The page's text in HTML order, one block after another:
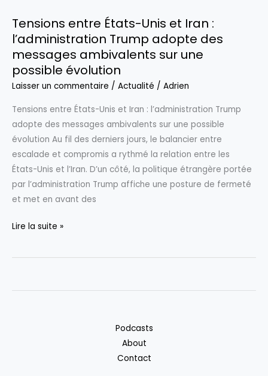
de
l’administration
Trump
et
ses
dévastateurs
sur
la
recherche
climatique
Tensions entre États-Unis et Iran :
l’administration Trump adopte des
messages ambivalents sur une
possible évolution
Laisser un commentaire / Actualité / Adrien
Tensions entre États-Unis et Iran : l’administration Trump
adopte des messages ambivalents sur une possible
évolution Au fil des derniers jours, le balancier entre
escalade et compromis a rythmé la relation entre les
États-Unis et l’Iran. D’un côté, la politique étrangère portée
par l’administration Trump affiche une posture de fermeté
et met en avant des
Tensions
États-
Lire la suite »
Podcasts
About
Contact